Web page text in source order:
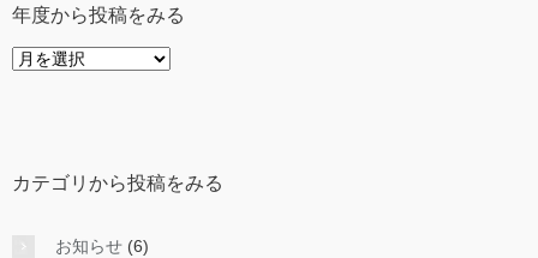
年度から投稿をみる
年
稿
み
カテゴリから投稿をみる
お知らせ (6)